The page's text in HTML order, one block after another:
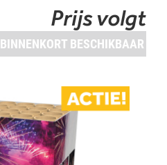
Prijs volgt
BINNENKORT BESCHIKBAAR